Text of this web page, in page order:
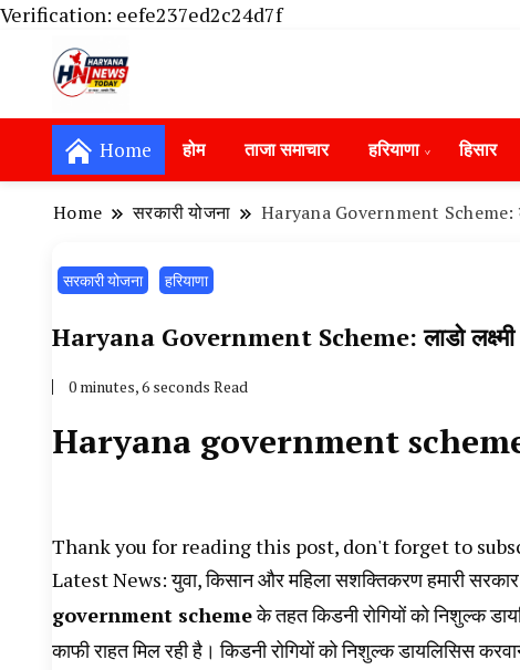
Verification: eefe237ed2c24d7f
Hansi News Today, Hisar Crime News
Update in Haryana, Weather Alert in
Portet Update News, Student Portest
Home होम ताजा समाचार हरियाणा हिसार
Home सरकारी योजना Haryana Government Scheme:
सरकारी योजना हरियाणा
Haryana Government Scheme: लाडो लक्ष्मी
0 minutes, 6 seconds Read
Haryana government
Thank you for reading this post, don't forget to
Latest News: युवा, किसान और महिला सशक्तिकरण हमारी
government schemeके तहत किडनी रोगियों को निशुल्क
काफी राहत मिल रही है। किडनी रोगियों को निशुल्क डायलिसिस